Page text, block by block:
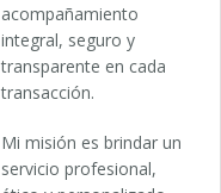
acompañamiento
integral, seguro y
transparente en cada
transacción.
Mi misión es brindar un
servicio profesional,